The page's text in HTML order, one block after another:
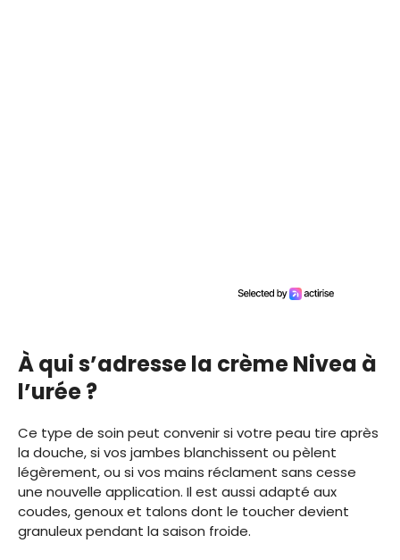
À qui s’adresse la crème Nivea à
l’urée ?
Ce type de soin peut convenir si votre peau tire après
la douche, si vos jambes blanchissent ou pèlent
légèrement, ou si vos mains réclament sans cesse
une nouvelle application. Il est aussi adapté aux
coudes, genoux et talons dont le toucher devient
granuleux pendant la saison froide.